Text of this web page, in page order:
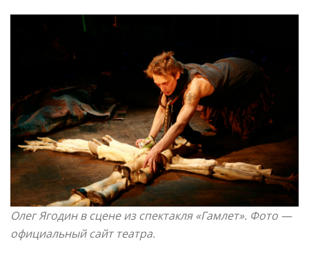
Олег Ягодин в сцене из спектакля «Гамлет». Фото —
официальный сайт театра.